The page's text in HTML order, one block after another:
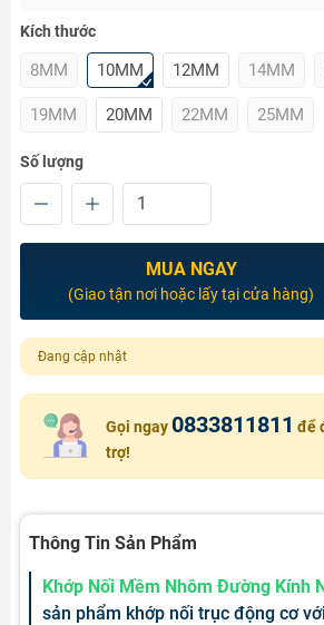
Kích thước
8MM 10MM 12MM 14MM
19MM 20MM 22MM 25MM
Số lượng
MUA NGAY
(Giao tận nơi hoặc lấy tại cửa hàng)
Đang cập nhật
Gọi ngay 0833811811 để
trợ!
Thông Tin Sản Phẩm
Khớp Nối Mềm Nhôm Đường Kính
sản phẩm khớp nối trục động cơ